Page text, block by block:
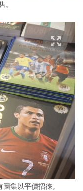
。
集以平價招徠。